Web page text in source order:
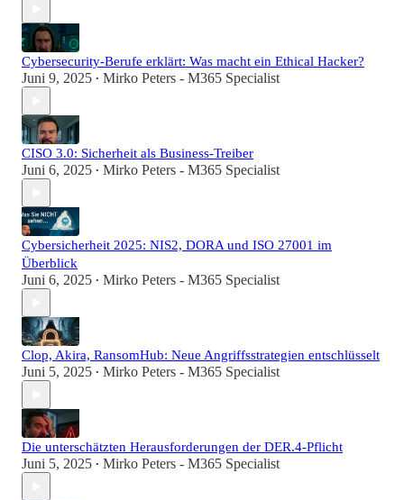
Cybersecurity-Berufe erklärt: Was macht ein Ethical Hacker?
Juni 9, 2025 • Mirko Peters - M365 Specialist
CISO 3.0: Sicherheit als Business-Treiber
Juni 6, 2025 • Mirko Peters - M365 Specialist
Cybersicherheit 2025: NIS2, DORA und ISO 27001 im
Überblick
Juni 6, 2025 • Mirko Peters - M365 Specialist
Clop, Akira, RansomHub: Neue Angriffsstrategien entschlüsselt
Juni 5, 2025 • Mirko Peters - M365 Specialist
Die unterschätzten Herausforderungen der DER.4-Pflicht
Juni 5, 2025 • Mirko Peters - M365 Specialist